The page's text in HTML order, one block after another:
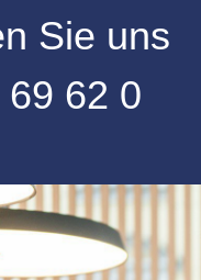
Sie uns
62 0